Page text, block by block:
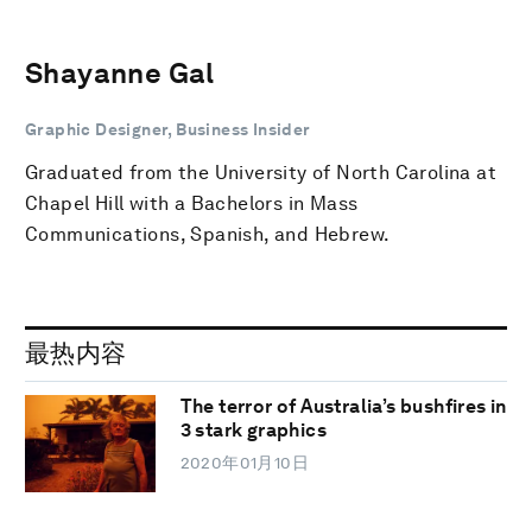
Shayanne Gal
Graphic Designer, Business Insider
Graduated from the University of North Carolina at
Chapel Hill with a Bachelors in Mass
Communications, Spanish, and Hebrew.
最热内容
The terror of Australia’s bushfires in
3 stark graphics
2020年01月10日